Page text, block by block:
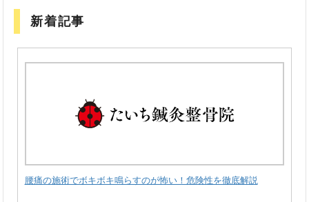
新着記事
腰痛の施術でボキボキ鳴らすのが怖い！危険性を徹底解説